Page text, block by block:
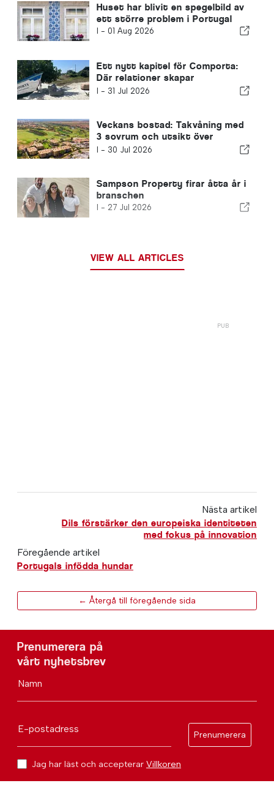
Huset har blivit en spegelbild av
ett större problem i Portugal
I - 01 Aug 2026
Ett nytt kapitel för Comporta:
Där relationer skapar
enastående möjligheter
I - 31 Jul 2026
Veckans bostad: Takvåning med
3 sovrum och utsikt över
golfbanan och havet i Vilamoura
I - 30 Jul 2026
Sampson Property firar åtta år i
branschen
I - 27 Jul 2026
VIEW ALL ARTICLES
Nästa artikel
Dils förstärker den europeiska identiteten
med fokus på innovation
Föregående artikel
Portugals infödda hundar
← Återgå till föregående sida
Prenumerera på
vårt nyhetsbrev
Namn
E-postadress
Prenumerera
Jag har läst och accepterar Villkoren